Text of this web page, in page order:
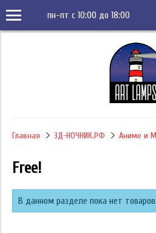
пн-пт с 10:00 до 18:00
Главная 3Д-НОЧНИК.РФ Аниме и
Free!
В данном разделе пока нет